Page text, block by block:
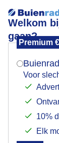
Welkom
gaan?
Premium
Voor
10%
Elk
Zon achter
Mogen
Indien je